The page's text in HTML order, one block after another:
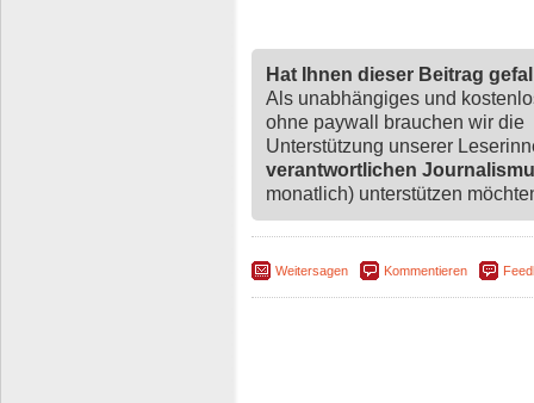
Hat Ihnen dieser Beitrag
Als unabhängiges und
ohne paywall brauchen wir die
Unterstützung unserer
verantwortlichen
monatlich) unterstützen
Weitersagen Kommentieren